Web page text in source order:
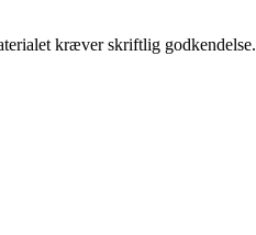
kræver skriftlig godkendelse.